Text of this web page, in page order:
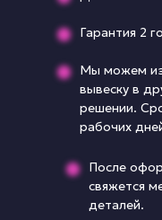
Гарантия 2
Мы можем
вывеску в
решении.
рабочих
После
свяжется
деталей.